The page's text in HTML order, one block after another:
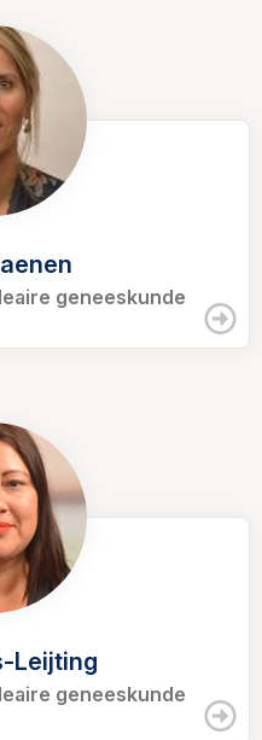
geneeskunde
Leijting
geneeskunde